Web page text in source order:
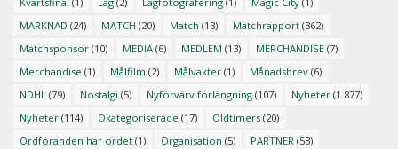
MARKNAD (24) MATCH (20) Match (13) Matchrapport (362)
Matchsponsor (10) MEDIA (6) MEDLEM (13) MERCHANDISE (7)
Merchandise (1) Målfilm (2) Målvakter (1) Månadsbrev (6)
NDHL (79) Nostalgi (5) Nyförvärv förlängning (107) Nyheter (1 877)
Nyheter (114) Okategoriserade (17) Oldtimers (20)
Ordföranden har ordet (1) Organisation (5) PARTNER (53)